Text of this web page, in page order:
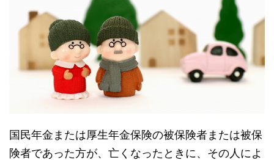
国民年金または厚生年金保険の被保険者または被保
険者であった方が、亡くなったときに、その人によ